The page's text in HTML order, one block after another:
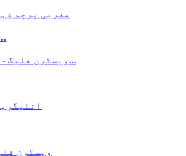
مغربی پرچم